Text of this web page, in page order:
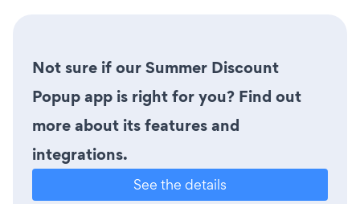
Not sure if our Summer Discount
Popup app is right for you? Find out
more about its features and
integrations.
See the details